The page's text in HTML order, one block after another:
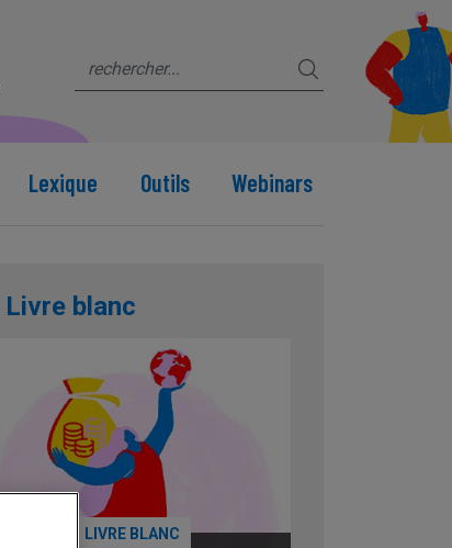
Lexique Outils Webinars
Livre blanc
LIVRE BLANC